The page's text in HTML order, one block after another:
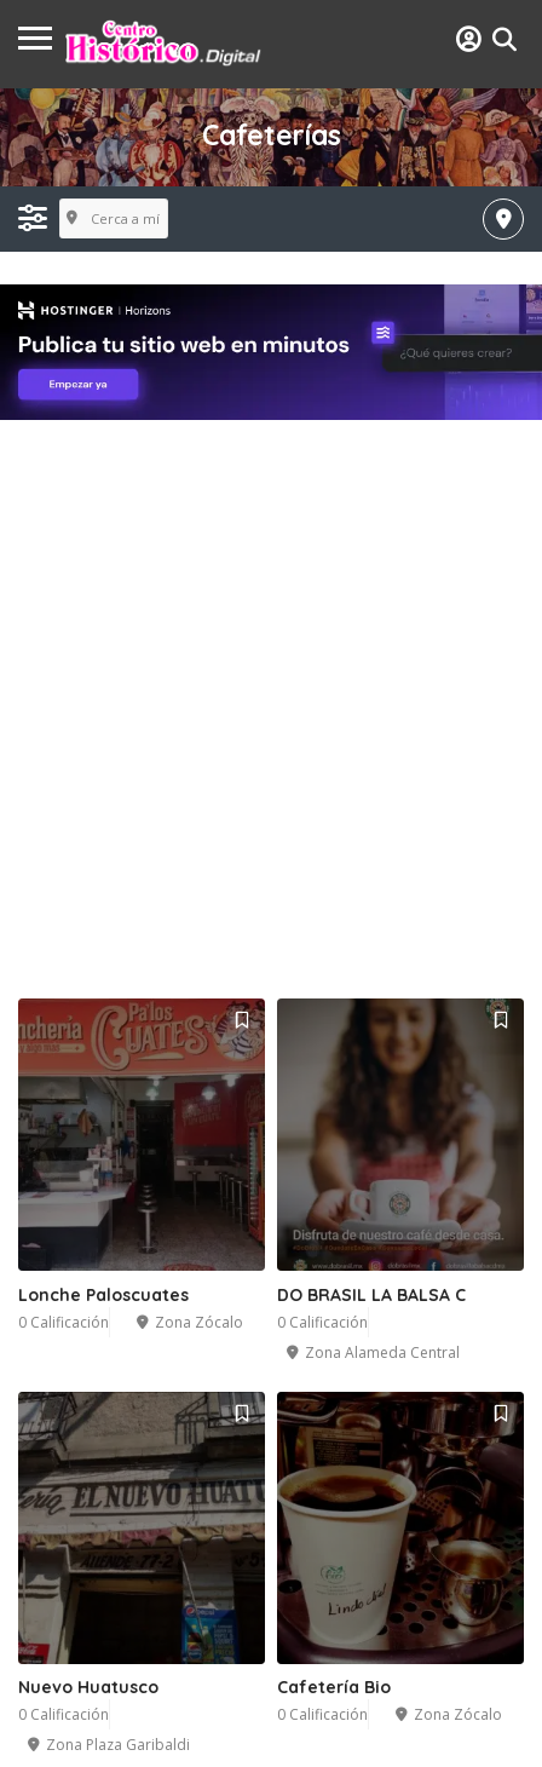
Cafeterías
Cerca a mí
Lonche Paloscuates
0 Calificación Zona Zócalo
DO BRASIL LA BALSA C
0 Calificación
Zona Alameda Central
Nuevo Huatusco
0 Calificación
Zona Plaza Garibaldi
Cafetería Bio
0 Calificación Zona Zócalo